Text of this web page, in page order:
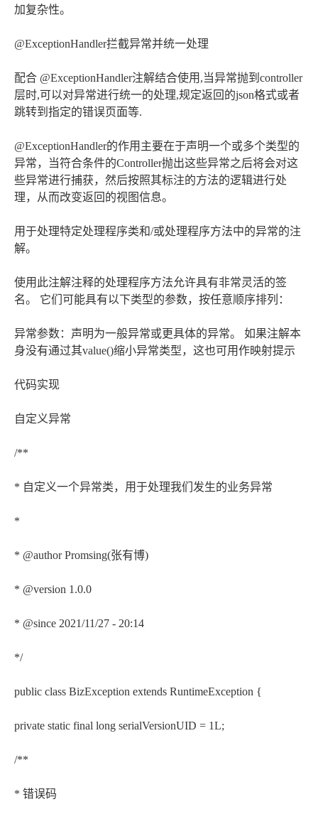
加复杂性。
@ExceptionHandler拦截异常并统一处理
配合 @ExceptionHandler注解结合使用,当异常抛到controller
层时,可以对异常进行统一的处理,规定返回的json格式或者
跳转到指定的错误页面等.
@ExceptionHandler的作用主要在于声明一个或多个类型的
异常，当符合条件的Controller抛出这些异常之后将会对这
些异常进行捕获，然后按照其标注的方法的逻辑进行处
理，从而改变返回的视图信息。
用于处理特定处理程序类和/或处理程序方法中的异常的注
解。
使用此注解注释的处理程序方法允许具有非常灵活的签
名。 它们可能具有以下类型的参数，按任意顺序排列：
异常参数：声明为一般异常或更具体的异常。 如果注解本
身没有通过其value()缩小异常类型，这也可用作映射提示
代码实现
自定义异常
/**
* 自定义一个异常类，用于处理我们发生的业务异常
*
* @author Promsing(张有博)
* @version 1.0.0
* @since 2021/11/27 - 20:14
*/
public class BizException extends RuntimeException {
private static final long serialVersionUID = 1L;
/**
* 错误码